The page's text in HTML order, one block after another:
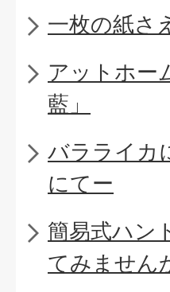
一枚の紙さ
アットホー
藍」
バラライカ
にてー
簡易式ハン
てみません